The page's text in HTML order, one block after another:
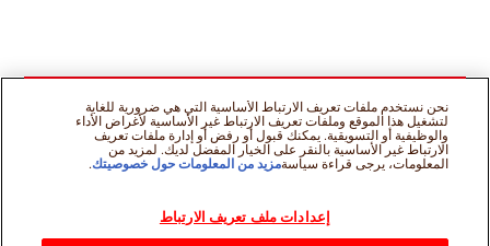
نحن نستخدم ملفات تعريف الارتباط الأساسية التي هي ضرورية للغاية
لتشغيل هذا الموقع وملفات تعريف الارتباط غير الأساسية لأغراض الأداء
والوظيفية أو التسويقية. يمكنك قبول أو رفض أو إدارة ملفات تعريف
الارتباط غير الأساسية بالنقر على الخيار المفضل لديك. لمزيد من
المعلومات، يرجى قراءة سياسةمزيد من المعلومات حول خصوصيتك.
إعدادات ملف تعريف الارتباط